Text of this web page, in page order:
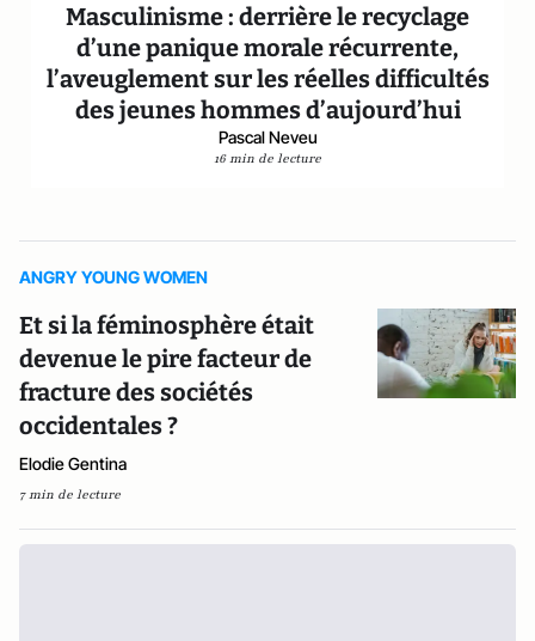
Masculinisme : derrière le recyclage
d’une panique morale récurrente,
l’aveuglement sur les réelles difficultés
des jeunes hommes d’aujourd’hui
Pascal Neveu
16 min de lecture
ANGRY YOUNG WOMEN
Et si la féminosphère était
devenue le pire facteur de
fracture des sociétés
occidentales ?
Elodie Gentina
7 min de lecture